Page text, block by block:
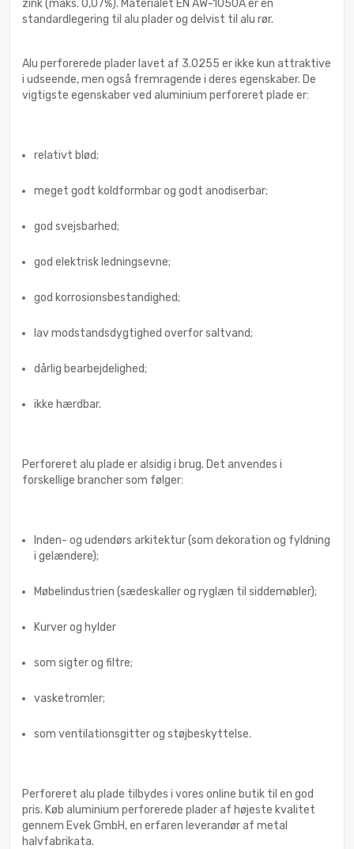
zink (maks. 0,07%). Materialet EN AW-1050A er en
standardlegering til alu plader og delvist til alu rør.
Alu perforerede plader lavet af 3.0255 er ikke kun attraktive
i udseende, men også fremragende i deres egenskaber. De
vigtigste egenskaber ved aluminium perforeret plade er:
relativt blød;
meget godt koldformbar og godt anodiserbar;
god svejsbarhed;
god elektrisk ledningsevne;
god korrosionsbestandighed;
lav modstandsdygtighed overfor saltvand;
dårlig bearbejdelighed;
ikke hærdbar.
Perforeret alu plade er alsidig i brug. Det anvendes i
forskellige brancher som følger:
Inden- og udendørs arkitektur (som dekoration og fyldning
i gelændere);
Møbelindustrien (sædeskaller og ryglæn til siddemøbler);
Kurver og hylder
som sigter og filtre;
vasketromler;
som ventilationsgitter og støjbeskyttelse.
Perforeret alu plade tilbydes i vores online butik til en god
pris. Køb aluminium perforerede plader af højeste kvalitet
gennem Evek GmbH, en erfaren leverandør af metal
halvfabrikata.